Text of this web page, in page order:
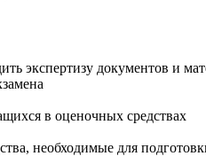
экспертизу документов и
в оценочных средствах
необходимые для